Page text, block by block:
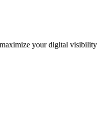
your digital visibility